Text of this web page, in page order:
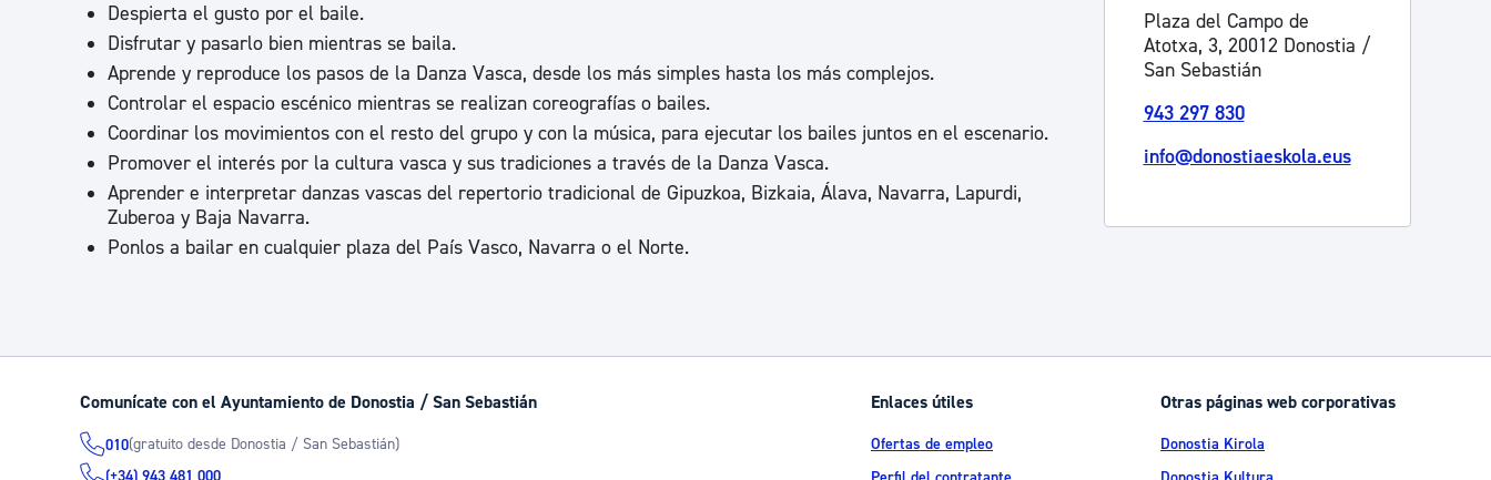
Despierta el gusto por el baile.
Disfrutar y pasarlo bien mientras se baila.
Aprende y reproduce los pasos de la Danza Vasca, desde los más simples hasta los más complejos.
Controlar el espacio escénico mientras se realizan coreografías o bailes.
Coordinar los movimientos con el resto del grupo y con la música, para ejecutar los bailes juntos en el escenario.
Promover el interés por la cultura vasca y sus tradiciones a través de la Danza Vasca.
Aprender e interpretar danzas vascas del repertorio tradicional de Gipuzkoa, Bizkaia, Álava, Navarra, Lapurdi,
Zuberoa y Baja Navarra.
Ponlos a bailar en cualquier plaza del País Vasco, Navarra o el Norte.
Plaza del Campo de
Atotxa, 3, 20012 Donostia /
San Sebastián
943 297 830
info@donostiaeskola.eus
Comunícate con el Ayuntamiento de Donostia / San Sebastián
010(gratuito desde Donostia / San Sebastián)
(+34) 943 481 000
Enlaces útiles
Ofertas de empleo
Otras páginas web corporativas
Donostia Kirola